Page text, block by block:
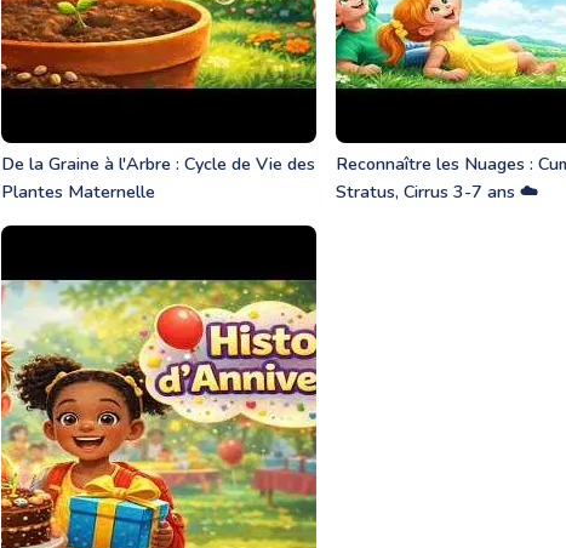
De la Graine à l'Arbre : Cycle de Vie des
Plantes Maternelle
Reconnaître les Nuages :
Stratus, Cirrus 3-7 ans ☁️